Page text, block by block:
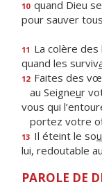
10 quand Dieu
pour sauver
11 La colère des
quand les surviv
12 Faites des
au Seigneur
vous qui
portez votre
13 Il éteint le sou
lui, redoutable
PAROLE DE